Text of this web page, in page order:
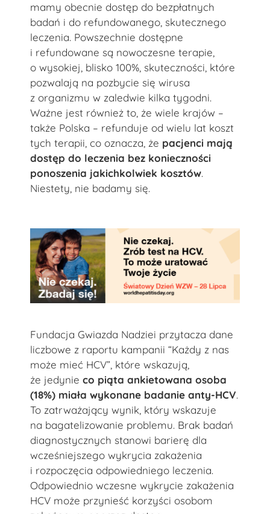
mamy obecnie dostęp do bezpłatnych
badań i do refundowanego, skutecznego
leczenia. Powszechnie dostępne
i refundowane są nowoczesne terapie,
o wysokiej, blisko 100%, skuteczności, które
pozwalają na pozbycie się wirusa
z organizmu w zaledwie kilka tygodni.
Ważne jest również to, że wiele krajów –
także Polska – refunduje od wielu lat koszt
tych terapii, co oznacza, że ​​pacjenci mają
dostęp do leczenia bez konieczności
ponoszenia jakichkolwiek kosztów.
Niestety, nie badamy się.
Fundacja Gwiazda Nadziei przytacza dane
liczbowe z raportu kampanii “Każdy z nas
może mieć HCV”, które wskazują,
że jedynie co piąta ankietowana osoba
(18%) miała wykonane badanie anty-HCV.
To zatrważający wynik, który wskazuje
na bagatelizowanie problemu. Brak badań
diagnostycznych stanowi barierę dla
wcześniejszego wykrycia zakażenia
i rozpoczęcia odpowiedniego leczenia.
Odpowiednio wczesne wykrycie zakażenia
HCV może przynieść korzyści osobom